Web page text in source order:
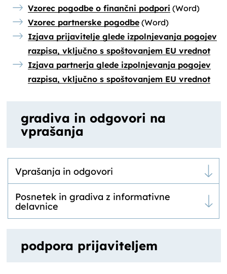
Vzorec pogodbe o finančni podpori (Word)
Vzorec partnerske pogodbe (Word)
Izjava prijavitelje glede izpolnjevanja pogojev
razpisa, vključno s spoštovanjem EU vrednot
Izjava partnerja glede izpolnjevanja pogojev
razpisa, vključno s spoštovanjem EU vrednot
gradiva in odgovori na
vprašanja
Vprašanja in odgovori
Posnetek in gradiva z informativne
delavnice
podpora prijaviteljem